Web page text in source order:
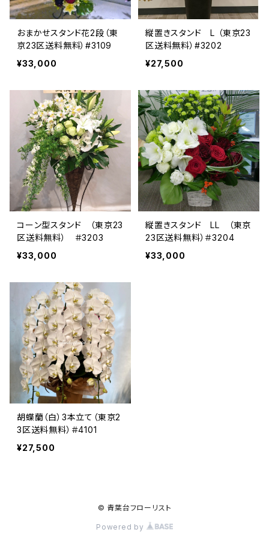
おまかせスタンド花2段（東
京23区送料無料）#3109
¥33,000
縦置きスタンド L （東京23
区送料無料）#3202
¥27,500
コーン型スタンド （東京23
区送料無料） ＃3203
¥33,000
縦置きスタンド LL （東京
23区送料無料）＃3204
¥33,000
胡蝶蘭（白）3本立て（東京2
3区送料無料）＃4101
¥27,500
© 青葉台フローリスト
Powered by